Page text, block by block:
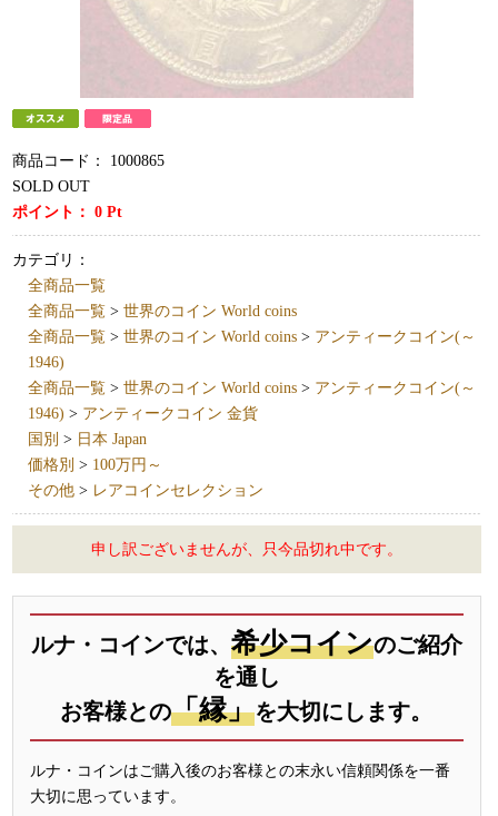
商品コード：
1000865
SOLD OUT
ポイント：0 Pt
カテゴリ：
全商品一覧
全商品一覧 >世界のコイン World coins
全商品一覧 >世界のコイン World coins > アンティークコイン(～
1946)
全商品一覧 >世界のコイン World coins > アンティークコイン(～
1946) > アンティークコイン 金貨
国別 > 日本 Japan
価格別 > 100万円～
その他 > レアコインセレクション
申し訳ございませんが、只今品切れ中です。
ルナ・コインでは、 希少コインのご紹介
を通し
お客様との「縁」を大切にします。
ルナ・コインはご購入後のお客様との末永い信頼関係を一番
大切に思っています。